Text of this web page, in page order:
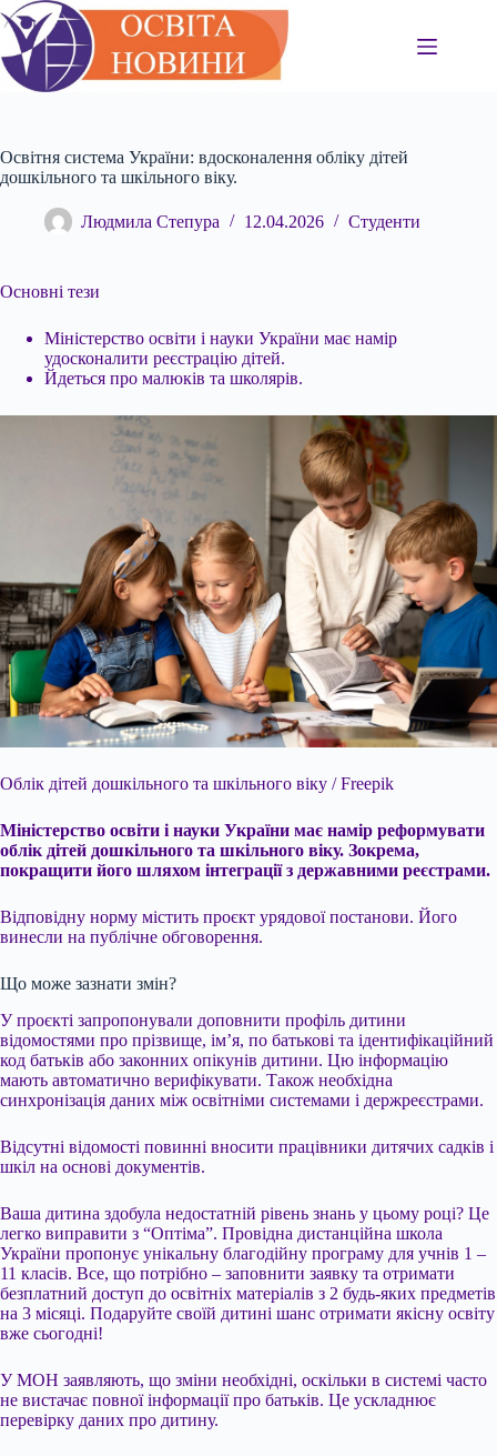
Перейти
до
вмісту
Освітня система України: вдосконалення обліку дітей
дошкільного та шкільного віку.
Людмила Степура 12.04.2026 Студенти
Основні тези
Міністерство освіти і науки України має намір
удосконалити реєстрацію дітей.
Йдеться про малюків та школярів.
Облік дітей дошкільного та шкільного віку /Freepik
Міністерство освіти і науки України має намір реформувати
облік дітей дошкільного та шкільного віку. Зокрема,
покращити його шляхом інтеграції з державними реєстрами.
Відповідну норму містить проєкт урядової постанови. Його
винесли на публічне обговорення.
Що може зазнати змін?
У проєкті запропонували доповнити профіль дитини
відомостями про прізвище, ім’я, по батькові та ідентифікаційний
код батьків або законних опікунів дитини. Цю інформацію
мають автоматично верифікувати. Також необхідна
синхронізація даних між освітніми системами і держреєстрами.
Відсутні відомості повинні вносити працівники дитячих садків і
шкіл на основі документів.
Ваша дитина здобула недостатній рівень знань у цьому році? Це
легко виправити з “Оптіма”. Провідна дистанційна школа
України пропонує унікальну благодійну програму для учнів 1 –
11 класів. Все, що потрібно – заповнити заявку та отримати
безплатний доступ до освітніх матеріалів з 2 будь-яких предметів
на 3 місяці. Подаруйте своїй дитині шанс отримати якісну освіту
вже сьогодні!
У МОН заявляють, що зміни необхідні, оскільки в системі часто
не вистачає повної інформації про батьків. Це ускладнює
перевірку даних про дитину.